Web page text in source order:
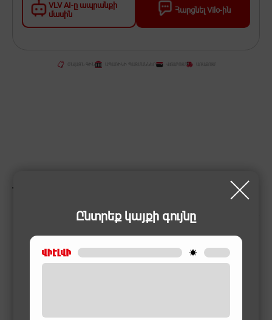
Ընտրեք կայքի գույնը
VLV AI-ը ապրանքի
մասին
Հարցնել Vilo-ին
ՎՃԱՐՈՒՄ
ՆՄԱՆԱՏԻՊ ԱՊՐԱՆՔՆԵՐ